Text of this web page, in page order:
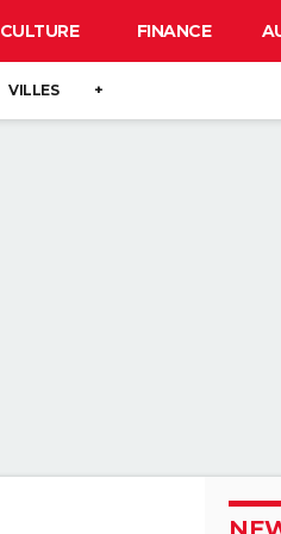
CULTURE FINANCE
VILLES +